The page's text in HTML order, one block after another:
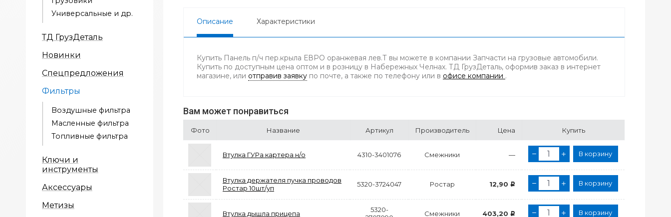
Универсальные и др.
ТД ГрузДеталь
Новинки
Спецпредложения
Фильтры
Воздушные фильтра
Масленные фильтра
Топливные фильтра
Ключи и
инструменты
Аксессуары
Метизы
Описание Характеристики
Купить Панель п/ч пер.крыла ЕВРО оранжевая лев.Т вы можете в компании Запчасти на грузовые автомобили.
Купить по доступным цена оптом и в розницу в Набережных Челнах. ТД ГрузДеталь, оформив заказ в интернет
магазине, или отправив заявку по почте, а также по телефону или в офисе компании .
Вам может понравиться
Фото Название Артикул Производитель Цена Купить
Втулка ГУРа картера н/о 4310-3401076 Смежники — В корзину
Втулка держателя пучка проводов
Ростар 10шт/уп
5320-3724047 Ростар 12,90 Р В корзину
Втулка дышла прицепа
5320-
Смежники 403,20 Р В корзину